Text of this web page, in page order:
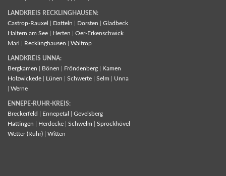
LANDKREIS RECKLINGHAUSEN:
Castrop-Rauxel
Datteln Dorsten
Gladbeck
Haltern am See
Herten
Oer-Erkenschwick
Marl
Recklinghausen Waltrop
LANDKREIS UNNA:
Bergkamen
Bönen Fröndenberg
Kamen
Holzwickede
Lünen Schwerte Selm
Unna
Werne
ENNEPE-RUHR-KREIS:
Breckerfeld
Ennepetal
Gevelsberg
Hattingen
Herdecke Schwelm
Sprockhövel
Wetter (Ruhr)
Witten